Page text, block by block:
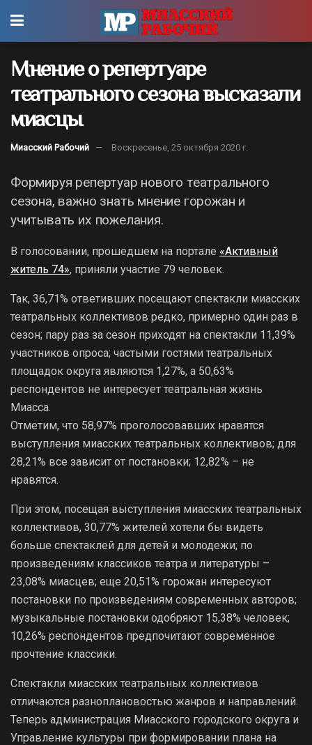
Мнение о репертуаре
театрального сезона высказали
миасцы
Миасский Рабочий Воскресенье, 25 октября 2020 г.
Формируя репертуар нового театрального
сезона, важно знать мнение горожан и
учитывать их пожелания.
В голосовании, прошедшем на портале «Активный
житель 74», приняли участие 79 человек.
Так, 36,71% ответивших посещают спектакли миасских
театральных коллективов редко, примерно один раз в
сезон; пару раз за сезон приходят на спектакли 11,39%
участников опроса; частыми гостями театральных
площадок округа являются 1,27%, а 50,63%
респондентов не интересует театральная жизнь
Миасса.
Отметим, что 58,97% проголосовавших нравятся
выступления миасских театральных коллективов; для
28,21% все зависит от постановки; 12,82% – не
нравятся.
При этом, посещая выступления миасских театральных
коллективов, 30,77% жителей хотели бы видеть
больше спектаклей для детей и молодежи; по
произведениям классиков театра и литературы –
23,08% миасцев; еще 20,51% горожан интересуют
постановки по произведениям современных авторов;
музыкальные постановки одобряют 15,38% человек;
10,26% респондентов предпочитают современное
прочтение классики.
Спектакли миасских театральных коллективов
отличаются разноплановостью жанров и направлений.
Теперь администрация Миасского городского округа и
Управление культуры при формировании плана на